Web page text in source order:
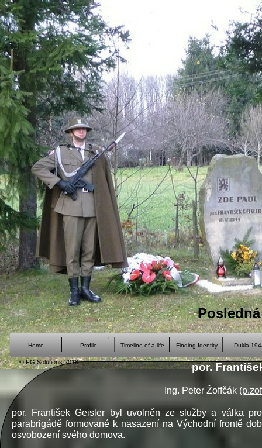
Home Profile Timeline of a life Finding Identity Dukla
© FG Solutions 2018 por.
Ing. Peter Žoffčák (
por. František Geisler byl uvolněn ze služby a válka
parabrigádě formované k nasazení na Východní frontě
osvobození svého domova.